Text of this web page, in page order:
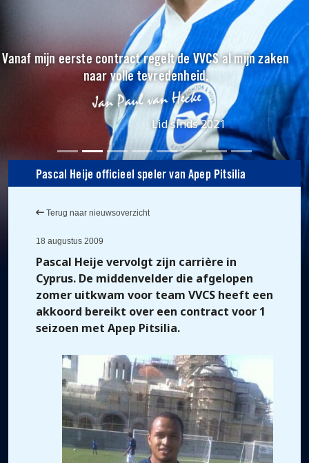
Vanaf mijn eerste contract regelt de VVCS al mijn zaken
naar volle tevredenheid.
Lid sinds 2021
Pascal Heije officieel speler van Apep Pitsilia
Terug naar nieuwsoverzicht
18 augustus 2009
Pascal Heije vervolgt zijn carrière in
Cyprus. De middenvelder die afgelopen
zomer uitkwam voor team VVCS heeft een
akkoord bereikt over een contract voor 1
seizoen met Apep Pitsilia.